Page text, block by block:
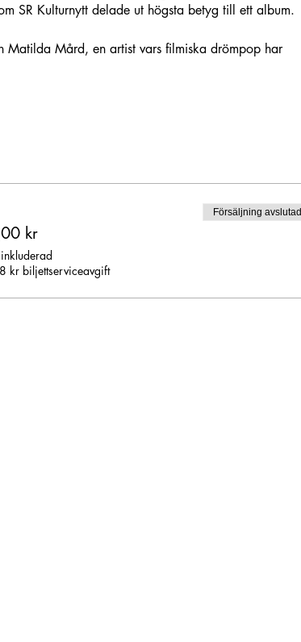
SR Kulturnytt delade ut högsta betyg till ett album.
Matilda Mård, en artist vars filmiska drömpop har
kr
kr biljettserviceavgift
Försäljning avslutad